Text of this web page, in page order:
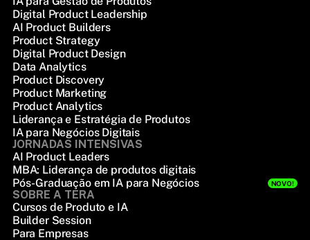
Digital Product Leadership
AI Product Builders
Product Strategy
Digital Product Design
Data Analytics
Product Discovery
Product Marketing
Product Analytics
Liderança e Estratégia de Produtos
IA para Negócios Digitais
JORNADAS INTENSIVAS
AI Product Leaders
MBA: Liderança de produtos digitais
Pós-Graduação em IA para Negócios
NOVO!
SOBRE A TERA
Cursos de Produto e IA
Builder Session
Para Empresas